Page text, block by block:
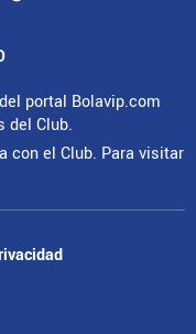
portal Bolavip.com
del Club.
con el Club. Para visitar